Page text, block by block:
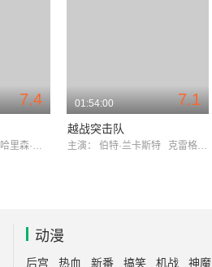
7.4
哈里森·福特
7.1
01:54:00
越战突击队
主演： 伯特·兰卡斯特 克雷格·沃森
动漫
后宫 热血 新番 搞笑 机战 神魔